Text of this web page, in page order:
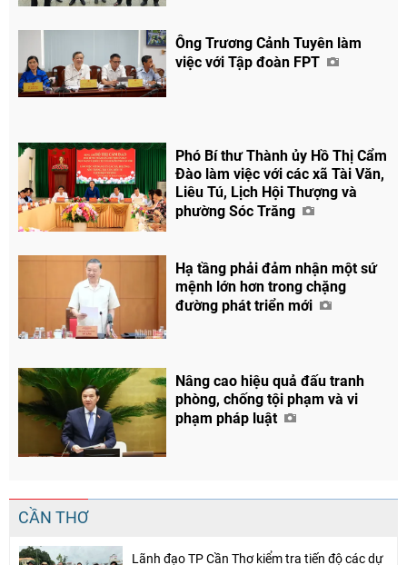
Ông Trương Cảnh Tuyên làm
việc với Tập đoàn FPT
Phó Bí thư Thành ủy Hồ Thị Cẩm
Đào làm việc với các xã Tài Văn,
Liêu Tú, Lịch Hội Thượng và
phường Sóc Trăng
Hạ tầng phải đảm nhận một sứ
mệnh lớn hơn trong chặng
đường phát triển mới
Nâng cao hiệu quả đấu tranh
phòng, chống tội phạm và vi
phạm pháp luật
CẦN THƠ
Lãnh đạo TP Cần Thơ kiểm tra tiến độ các dự